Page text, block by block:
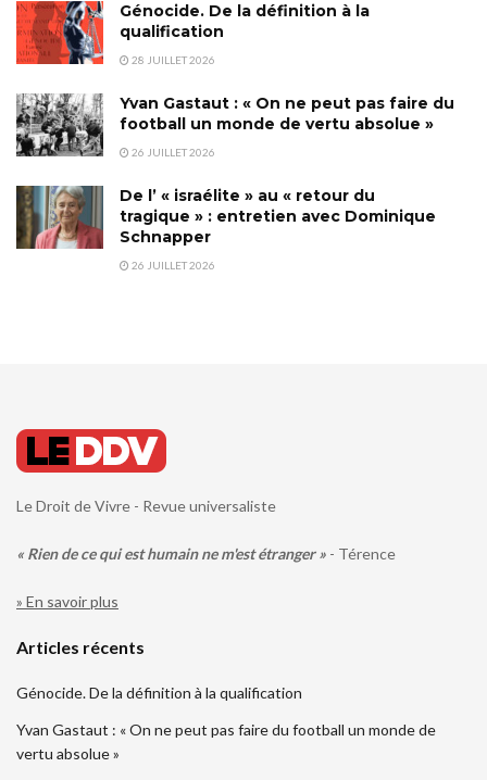
Génocide. De la définition à la
qualification
28 JUILLET 2026
Yvan Gastaut : « On ne peut pas faire du
football un monde de vertu absolue »
26 JUILLET 2026
De l’ « israélite » au « retour du
tragique » : entretien avec Dominique
Schnapper
26 JUILLET 2026
Le Droit de Vivre - Revue universaliste
« Rien de ce qui est humain ne m'est étranger » - Térence
» En savoir plus
Articles récents
Génocide. De la définition à la qualification
Yvan Gastaut : « On ne peut pas faire du football un monde de
vertu absolue »